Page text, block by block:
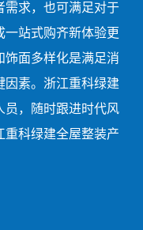
需求，也可满足对于
站式购齐新体验更
饰面多样化是满足消
因素。浙江重科绿建
员，随时跟进时代风
重科绿建全屋整装产